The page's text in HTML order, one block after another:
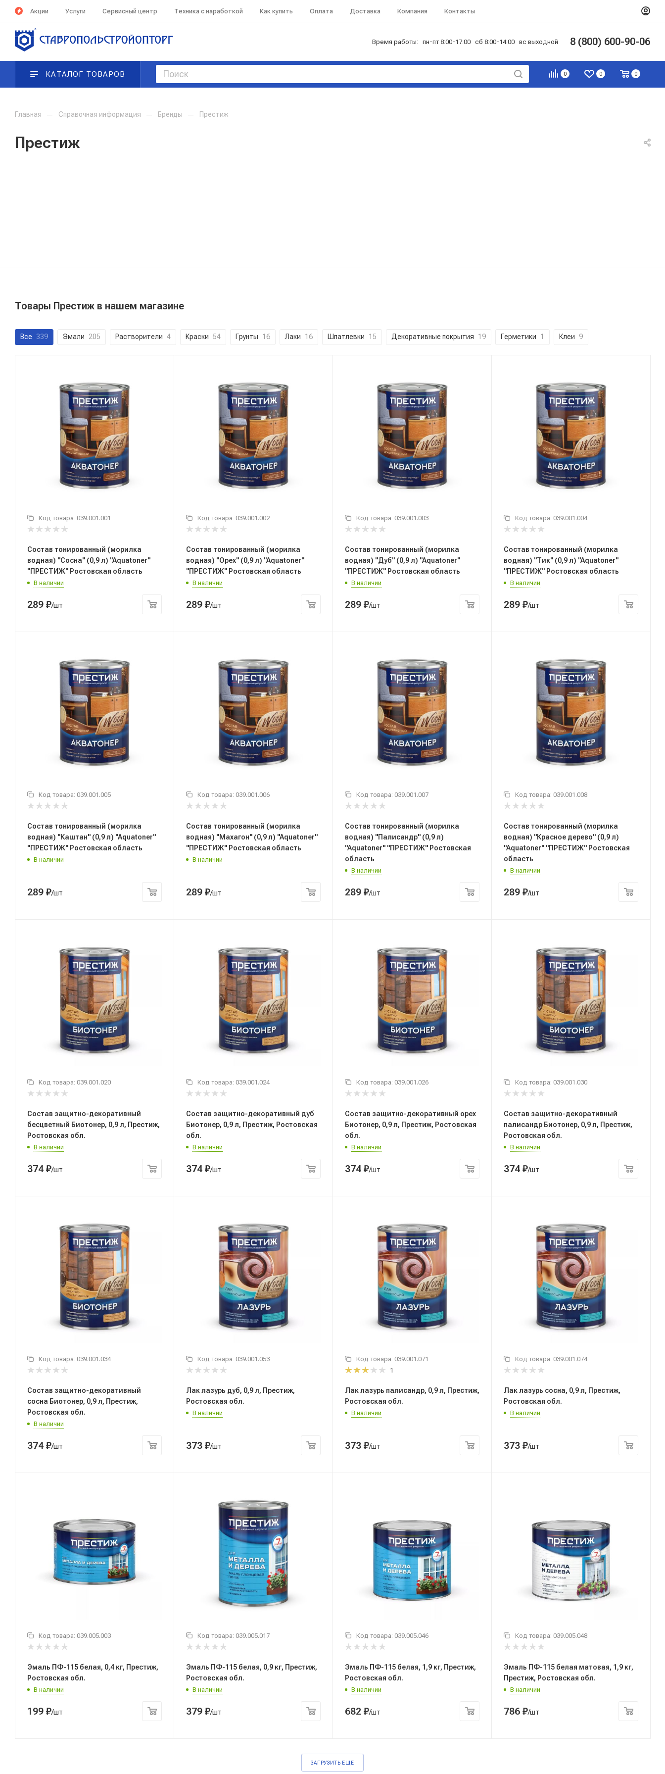
Акции Услуги Сервисный центр Техника с наработкой Как купить Оплата Доставка Компания Контакты
Время работы: пн-пт 8:00-17:00 сб 8:00-14:00 вс выходной 8 (800) 600-90-06
0 0 0
КАТАЛОГ ТОВАРОВ
Главная — Справочная информация — Бренды — Престиж
Престиж
Товары Престиж в нашем магазине
Все 339 Эмали 205 Растворители 4 Краски 54 Грунты 16 Лаки 16 Шпатлевки 15 Декоративные покрытия 19 Герметики 1 Клеи 9
Код товара: 039.001.001
Состав тонированный (морилка
водная) "Сосна" (0,9 л) "Aquatoner"
"ПРЕСТИЖ" Ростовская область
В наличии
289 ₽/шт
Код товара: 039.001.002
Состав тонированный (морилка
водная) "Орех" (0,9 л) "Aquatoner"
"ПРЕСТИЖ" Ростовская область
В наличии
289 ₽/шт
Код товара: 039.001.003
Состав тонированный (морилка
водная) "Дуб" (0,9 л) "Aquatoner"
"ПРЕСТИЖ" Ростовская область
В наличии
289 ₽/шт
Код товара: 039.001.004
Состав тонированный (морилка
водная) "Тик" (0,9 л) "Aquatoner"
"ПРЕСТИЖ" Ростовская область
В наличии
289 ₽/шт
Код товара: 039.001.005
Состав тонированный (морилка
водная) "Каштан" (0,9 л) "Aquatoner"
"ПРЕСТИЖ" Ростовская область
В наличии
289 ₽/шт
Код товара: 039.001.006
Состав тонированный (морилка
водная) "Махагон" (0,9 л) "Aquatoner"
"ПРЕСТИЖ" Ростовская область
В наличии
289 ₽/шт
Код товара: 039.001.007
Состав тонированный (морилка
водная) "Палисандр" (0,9 л)
"Aquatoner" "ПРЕСТИЖ" Ростовская
область
В наличии
289 ₽/шт
Код товара: 039.001.008
Состав тонированный (морилка
водная) "Красное дерево" (0,9 л)
"Aquatoner" "ПРЕСТИЖ" Ростовская
область
В наличии
289 ₽/шт
Код товара: 039.001.020
Состав защитно-декоративный
бесцветный Биотонер, 0,9 л, Престиж,
Ростовская обл.
В наличии
374 ₽/шт
Код товара: 039.001.024
Состав защитно-декоративный дуб
Биотонер, 0,9 л, Престиж, Ростовская
обл.
В наличии
374 ₽/шт
Код товара: 039.001.026
Состав защитно-декоративный орех
Биотонер, 0,9 л, Престиж, Ростовская
обл.
В наличии
374 ₽/шт
Код товара: 039.001.030
Состав защитно-декоративный
палисандр Биотонер, 0,9 л, Престиж,
Ростовская обл.
В наличии
374 ₽/шт
Код товара: 039.001.034
Состав защитно-декоративный
сосна Биотонер, 0,9 л, Престиж,
Ростовская обл.
В наличии
374 ₽/шт
Код товара: 039.001.053
Лак лазурь дуб, 0,9 л, Престиж,
Ростовская обл.
В наличии
373 ₽/шт
Код товара: 039.001.071
1
Лак лазурь палисандр, 0,9 л, Престиж,
Ростовская обл.
В наличии
373 ₽/шт
Код товара: 039.001.074
Лак лазурь сосна, 0,9 л, Престиж,
Ростовская обл.
В наличии
373 ₽/шт
Код товара: 039.005.003
Эмаль ПФ-115 белая, 0,4 кг, Престиж,
Ростовская обл.
В наличии
199 ₽/шт
Код товара: 039.005.017
Эмаль ПФ-115 белая, 0,9 кг, Престиж,
Ростовская обл.
В наличии
379 ₽/шт
Код товара: 039.005.046
Эмаль ПФ-115 белая, 1,9 кг, Престиж,
Ростовская обл.
В наличии
682 ₽/шт
Код товара: 039.005.048
Эмаль ПФ-115 белая матовая, 1,9 кг,
Престиж, Ростовская обл.
В наличии
786 ₽/шт
ЗАГРУЗИТЬ ЕЩЕ